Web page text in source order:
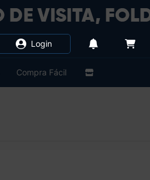
Compra Fácil
Login